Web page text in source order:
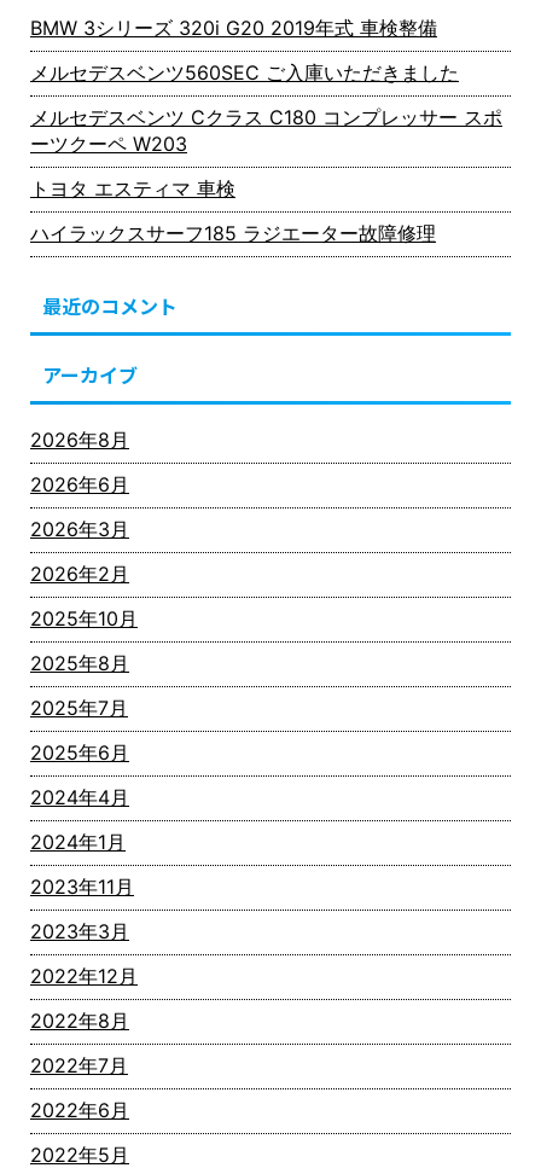
BMW 3シリーズ 320i G20 2019年式 車検整備
メルセデスベンツ560SEC ご入庫いただきました
メルセデスベンツ Cクラス C180 コンプレッサー スポ
ーツクーペ W203
トヨタ エスティマ 車検
ハイラックスサーフ185 ラジエーター故障修理
最近のコメント
アーカイブ
2026年8月
2026年6月
2026年3月
2026年2月
2025年10月
2025年8月
2025年7月
2025年6月
2024年4月
2024年1月
2023年11月
2023年3月
2022年12月
2022年8月
2022年7月
2022年6月
2022年5月